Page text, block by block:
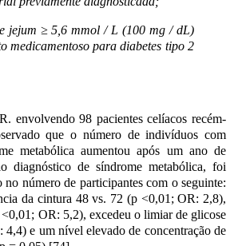
jejum ≥ 5,6 mmol / L (100 mg / dL)
medicamentoso para diabetes tipo 2
envolvendo 98 pacientes celíacos recém-
que o número de indivíduos com
metabólica aumentou após um ano de
diagnóstico de síndrome metabólica, foi
no número de participantes com o seguinte:
da cintura 48 vs. 72 (p <0,01; OR: 2,8),
OR: 5,2), excedeu o limiar de glicose
e um nível elevado de concentração de